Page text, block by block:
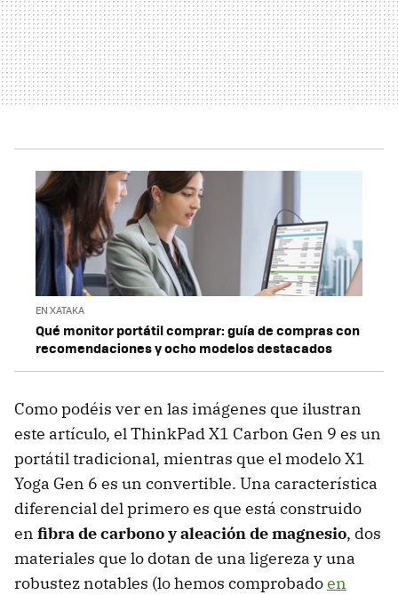
EN XATAKA
Qué monitor portátil comprar: guía de compras con
recomendaciones y ocho modelos destacados
Como podéis ver en las imágenes que ilustran
este artículo, el ThinkPad X1 Carbon Gen 9 es un
portátil tradicional, mientras que el modelo X1
Yoga Gen 6 es un convertible. Una característica
diferencial del primero es que está construido
en fibra de carbono y aleación de magnesio, dos
materiales que lo dotan de una ligereza y una
robustez notables (lo hemos comprobadoen